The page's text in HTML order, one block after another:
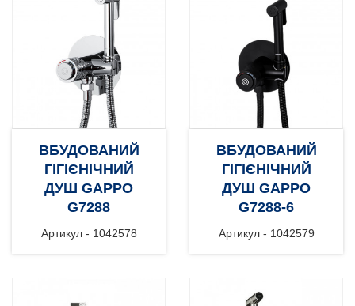
ВБУДОВАНИЙ
ГІГІЄНІЧНИЙ
ДУШ GAPPO
G7288
Артикул - 1042578
ВБУДОВАНИЙ
ГІГІЄНІЧНИЙ
ДУШ GAPPO
G7288-6
Артикул - 1042579